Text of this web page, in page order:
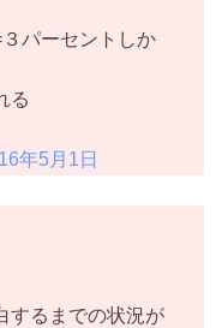
パーセントしか
る
年5月1日
するまでの状況が